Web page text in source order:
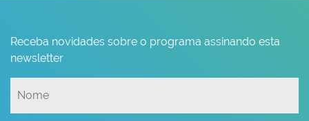
Receba novidades sobre o programa assinando esta
newsletter